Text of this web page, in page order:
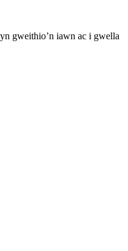
gweithio’n iawn ac i gwella